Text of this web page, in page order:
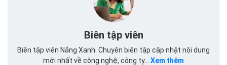
Biên tập viên
Biên tập viên Nắng Xanh. Chuyên biên tập cập nhật nội dung
mới nhất về công nghệ, công ty... Xem thêm